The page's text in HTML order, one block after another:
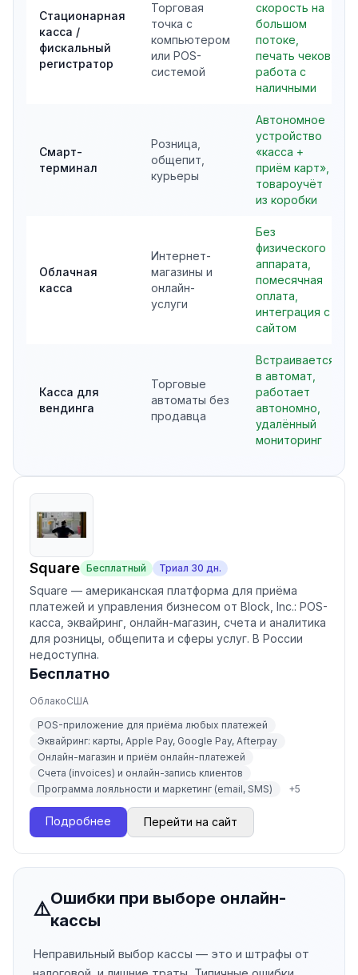
Стационарная
касса /
фискальный
регистратор
Торговая
точка с
компьютером
или POS-
системой
скорость на
большом
потоке,
печать чеков,
работа с
наличными
Смарт-
терминал
Розница,
общепит,
курьеры
Автономное
устройство
«касса +
приём карт»,
товароучёт
из коробки
Облачная
касса
Интернет-
магазины и
онлайн-
услуги
Без
физического
аппарата,
помесячная
оплата,
интеграция с
сайтом
Касса для
вендинга
Торговые
автоматы без
продавца
Встраивается
в автомат,
работает
автономно,
удалённый
мониторинг
Square Бесплатный Триал 30 дн.
Square — американская платформа для приёма
платежей и управления бизнесом от Block, Inc.: POS-
касса, эквайринг, онлайн-магазин, счета и аналитика
для розницы, общепита и сферы услуг. В России
недоступна.
Бесплатно
ОблакоСША
POS-приложение для приёма любых платежей
Эквайринг: карты, Apple Pay, Google Pay, Afterpay
Онлайн-магазин и приём онлайн-платежей
Счета (invoices) и онлайн-запись клиентов
Программа лояльности и маркетинг (email, SMS)
+5
Подробнее Перейти на сайт
⚠️Ошибки при выборе онлайн-
кассы
Неправильный выбор кассы — это и штрафы от